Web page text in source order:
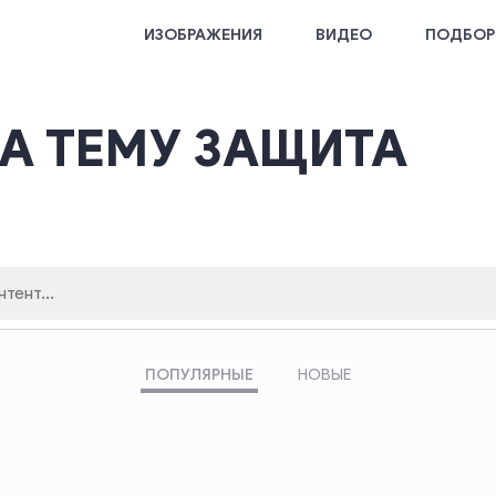
ИЗОБРАЖЕНИЯ ВИДЕО
ТЕМУ ЗАЩИТА
ПОПУЛЯРНЫЕ НОВЫЕ